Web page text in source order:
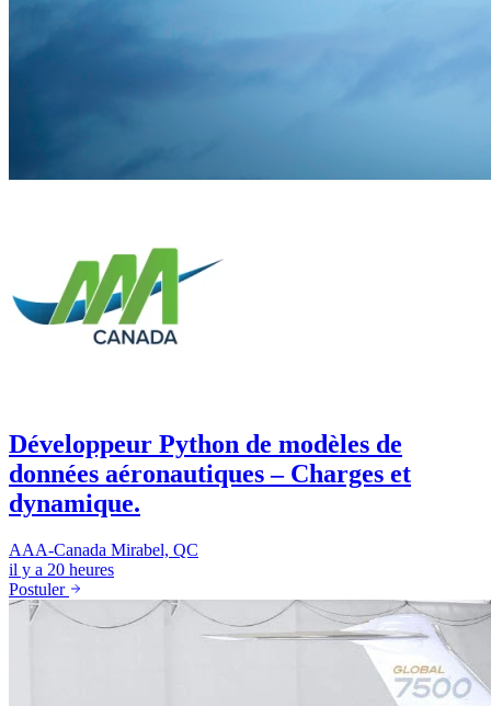
Développeur Python de modèles de
données aéronautiques – Charges et
dynamique.
AAA-Canada Mirabel, QC
il y a 20 heures
Postuler